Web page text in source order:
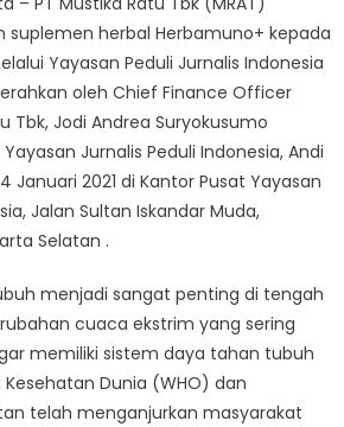
Ratu
(MRAT)
Peduli
Kesehatan
Jurnalis
Beri
Bantuan
Suplemen
Herbal
herbal Herbamuno+ kepada
Yayasan Peduli Jurnalis Indonesia
oleh Chief Finance Officer
Tbk, Jodi Andrea Suryokusumo
Jurnalis Peduli Indonesia, Andi
Januari 2021 di Kantor Pusat Yayasan
Jalan Sultan Iskandar Muda,
Selatan .
menjadi sangat penting di tengah
cuaca ekstrim yang sering
memiliki sistem daya tahan tubuh
Dunia (WHO) dan
telah menganjurkan masyarakat